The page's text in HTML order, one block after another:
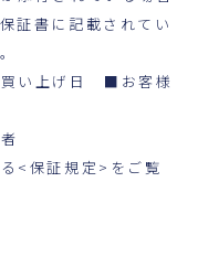
証書に記載されてい
い上げ日 ■お客様
<保証規定>をご覧